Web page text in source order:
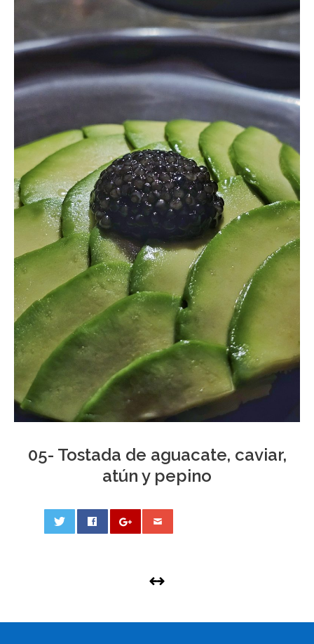
05- Tostada de aguacate, caviar,
atún y pepino